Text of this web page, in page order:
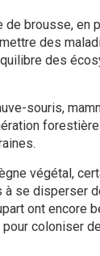
de brousse, en
des
des
souris,
végétal,
à se disperser
ont encore
pour coloniser